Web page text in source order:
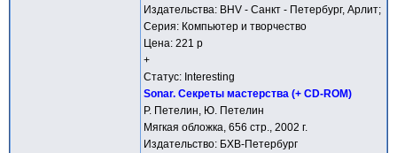
Издательства: BHV - Санкт - Петербург, Арлит;
Серия: Компьютер и творчество
Цена: 221 р
+
Статус: Interesting
Sonar. Секреты мастерства (+ CD-ROM)
Р. Петелин, Ю. Петелин
Мягкая обложка, 656 стр., 2002 г.
Издательство: БХВ-Петербург